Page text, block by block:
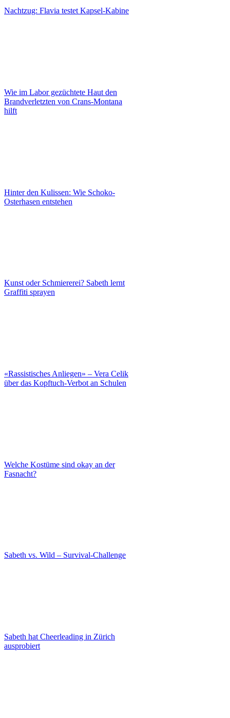
Nachtzug: Flavia testet Kapsel-Kabine
Wie im Labor gezüchtete Haut den
Brandverletzten von Crans-Montana
hilft
Hinter den Kulissen: Wie Schoko-
Osterhasen entstehen
Kunst oder Schmiererei? Sabeth lernt
Graffiti sprayen
«Rassistisches Anliegen» – Vera Celik
über das Kopftuch-Verbot an Schulen
Welche Kostüme sind okay an der
Fasnacht?
Sabeth vs. Wild – Survival-Challenge
Sabeth hat Cheerleading in Zürich
ausprobiert